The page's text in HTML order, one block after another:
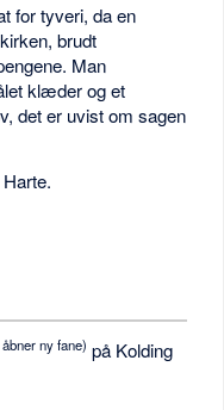
for tyveri, da en
brudt
Man
klæder og et
det er uvist om sagen
ny fane) på Kolding